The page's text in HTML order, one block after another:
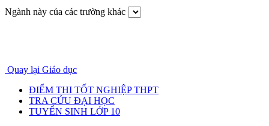
Ngành này của các trường khác
Quay lại Giáo dục
ĐIỂM THI TỐT NGHIỆP THPT
TRA CỨU ĐẠI HỌC
TUYỂN SINH LỚP 10